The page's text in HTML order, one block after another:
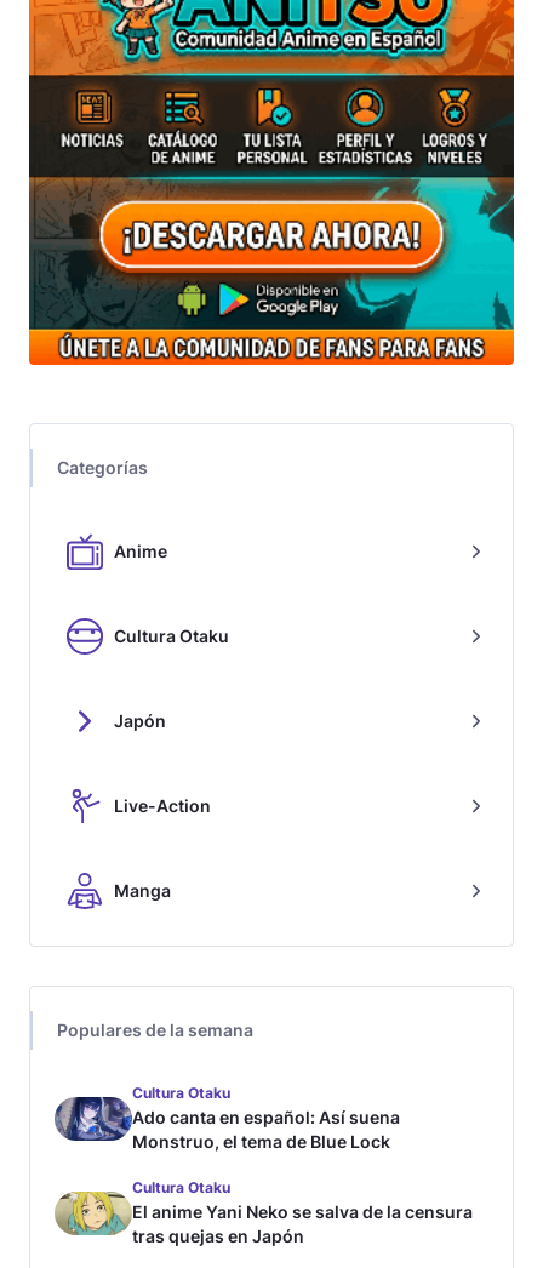
Categorías
Anime
Cultura Otaku
Japón
Live-Action
Manga
Populares de la semana
Cultura Otaku
Ado canta en español: Así suena
Monstruo, el tema de Blue Lock
Cultura Otaku
El anime Yani Neko se salva de la censura
tras quejas en Japón